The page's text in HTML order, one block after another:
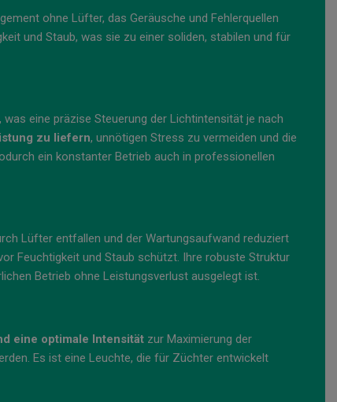
ohne Lüfter, das Geräusche und Fehlerquellen
und Staub, was sie zu einer soliden, stabilen und für
was eine präzise Steuerung der Lichtintensität je nach
zu liefern, unnötigen Stress zu vermeiden und die
ein konstanter Betrieb auch in professionellen
Lüfter entfallen und der Wartungsaufwand reduziert
Feuchtigkeit und Staub schützt. Ihre robuste Struktur
Betrieb ohne Leistungsverlust ausgelegt ist.
eine optimale Intensität zur Maximierung der
Es ist eine Leuchte, die für Züchter entwickelt